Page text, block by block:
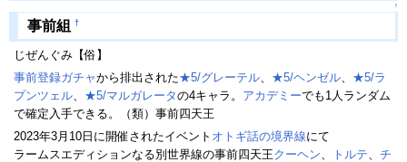
↑
事前組 †
じぜんぐみ【俗】
事前登録ガチャから排出された★5/グレーテル、 ★5/ヘンゼル、 ★5/ラ
プンツェル、 ★5/マルガレータの4キャラ。 アカデミーでも1人ランダム
で確定入手できる。（類）事前四天王
2023年3月10日に開催されたイベント オトギ話の境界線にて
ラームスエディションなる別世界線の事前四天王クーヘン、 トルテ、 チ